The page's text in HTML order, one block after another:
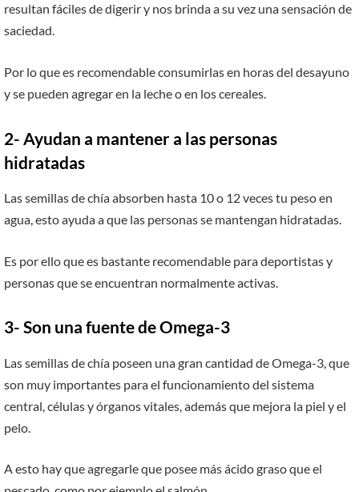
resultan fáciles de digerir y nos brinda a su vez una sensación de
saciedad.
Por lo que es recomendable consumirlas en horas del desayuno
y se pueden agregar en la leche o en los cereales.
2- Ayudan a mantener a las personas
hidratadas
Las semillas de chía absorben hasta 10 o 12 veces tu peso en
agua, esto ayuda a que las personas se mantengan hidratadas.
Es por ello que es bastante recomendable para deportistas y
personas que se encuentran normalmente activas.
3- Son una fuente de Omega-3
Las semillas de chía poseen una gran cantidad de Omega-3, que
son muy importantes para el funcionamiento del sistema
central, células y órganos vitales, además que mejora la piel y el
pelo.
A esto hay que agregarle que posee más ácido graso que el